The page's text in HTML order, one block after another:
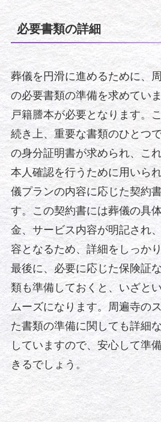
必要書類の詳細
葬儀を円滑に進めるために、
の必要書類の準備を求めてい
戸籍謄本が必要となります。
続き上、重要な書類のひとつ
の身分証明書が求められ、こ
本人確認を行うために用いら
儀プランの内容に応じた契約
す。この契約書には葬儀の具
金、サービス内容が明記され
容となるため、詳細をしっか
最後に、必要に応じた保険証
類も準備しておくと、いざと
ムーズになります。周遍寺の
た書類の準備に関しても詳細
していますので、安心して準
きるでしょう。